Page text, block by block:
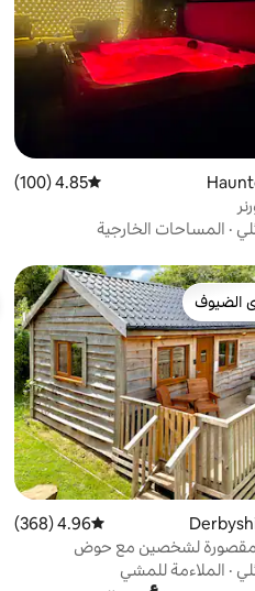
متوسط التقييم 4.85 من 5، 100 مراجعات
4.85 (100)
· المساحات الخارجية
الضيوف
الضيوف
متوسط التقييم 4.96 من 5، 368 مراجعات
4.96 (368)
(2) مقصورة لشخصين مع حوض
خاص
· الملاءمة للمشي